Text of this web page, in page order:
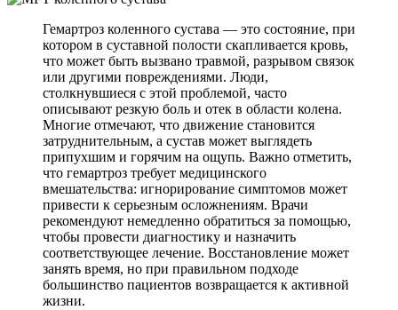
Гемартроз коленного сустава — это состояние, при
котором в суставной полости скапливается кровь,
что может быть вызвано травмой, разрывом связок
или другими повреждениями. Люди,
столкнувшиеся с этой проблемой, часто
описывают резкую боль и отек в области колена.
Многие отмечают, что движение становится
затруднительным, а сустав может выглядеть
припухшим и горячим на ощупь. Важно отметить,
что гемартроз требует медицинского
вмешательства: игнорирование симптомов может
привести к серьезным осложнениям. Врачи
рекомендуют немедленно обратиться за помощью,
чтобы провести диагностику и назначить
соответствующее лечение. Восстановление может
занять время, но при правильном подходе
большинство пациентов возвращается к активной
жизни.